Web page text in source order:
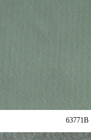
63771B